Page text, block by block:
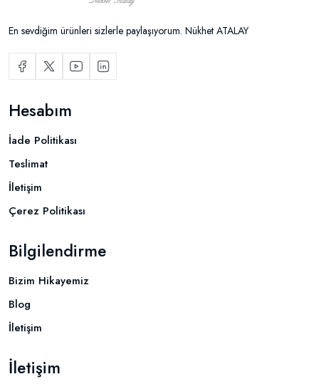
En sevdiğim ürünleri sizlerle paylaşıyorum. Nükhet ATALAY
Hesabım
İade Politikası
Teslimat
İletişim
Çerez Politikası
Bilgilendirme
Bizim Hikayemiz
Blog
İletişim
İletişim